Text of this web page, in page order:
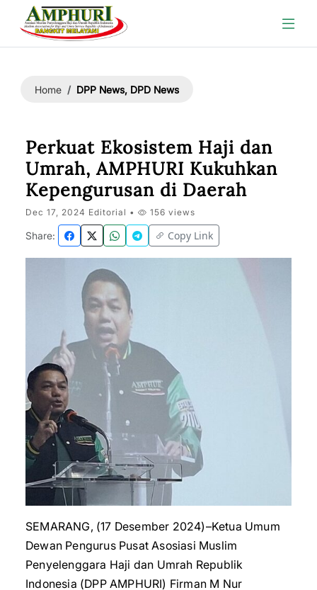
Home DPP News, DPD News
Perkuat Ekosistem Haji dan
Umrah, AMPHURI Kukuhkan
Kepengurusan di Daerah
Dec 17, 2024 Editorial • 156 views
Share: Copy Link
SEMARANG, (17 Desember 2024)–Ketua Umum
Dewan Pengurus Pusat Asosiasi Muslim
Penyelenggara Haji dan Umrah Republik
Indonesia (DPP AMPHURI) Firman M Nur